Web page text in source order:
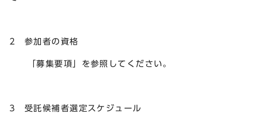
2 参加者の資格
「募集要項」を参照してください。
3 受託候補者選定スケジュール